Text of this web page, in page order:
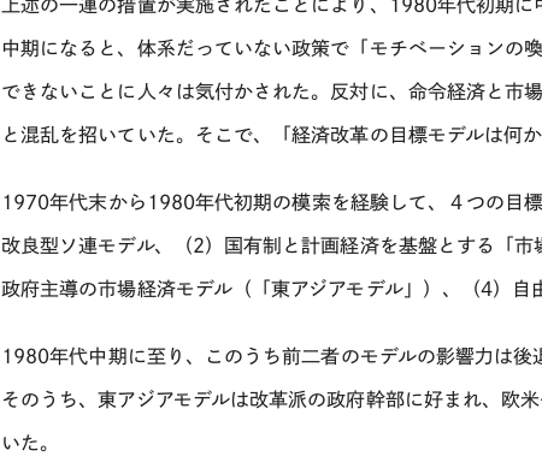
上述の一連の措置が実施されたことにより、1980年代初期
中期になると、体系だっていない政策で「モチベーションの
できないことに人々は気付かされた。反対に、命令経済と市
と混乱を招いていた。そこで、「経済改革の目標モデルは何
1970年代末から1980年代初期の模索を経験して、４つの目
改良型ソ連モデル、（2）国有制と計画経済を基盤とする「市
政府主導の市場経済モデル（「東アジアモデル」）、（4）自
1980年代中期に至り、このうち前二者のモデルの影響力は後
そのうち、東アジアモデルは改革派の政府幹部に好まれ、欧
いた。